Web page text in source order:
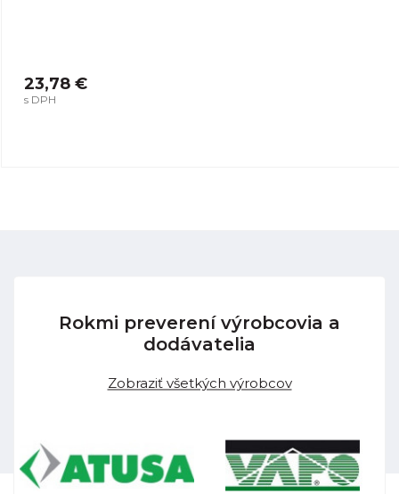
23,78 €
s DPH
Rokmi preverení výrobcovia a
dodávatelia
Zobraziť všetkých výrobcov